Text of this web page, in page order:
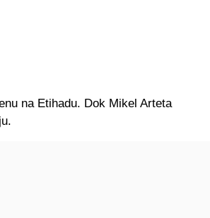
na Etihadu. Dok Mikel Arteta